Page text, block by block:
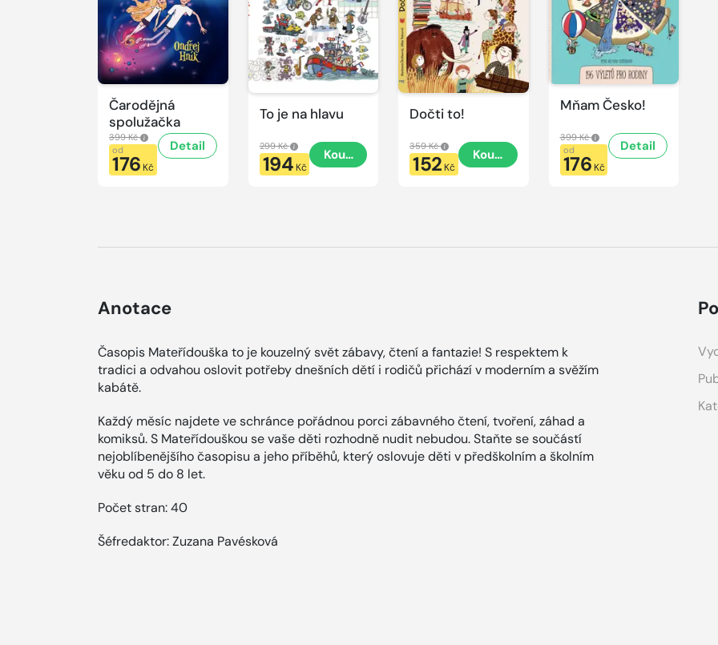
Čarodějná
spolužačka
399 Kč
od
176 Kč
Detail
To je na hlavu
299 Kč
194 Kč
Koupit
Dočti to!
359 Kč
152 Kč
Koupit
Mňam Česko!
399 Kč
od
176 Kč
Detail
Anotace
Časopis Mateřídouška to je kouzelný svět zábavy, čtení a fantazie! S respektem k
tradici a odvahou oslovit potřeby dnešních dětí i rodičů přichází v moderním a svěžím
kabátě.
Každý měsíc najdete ve schránce pořádnou porci zábavného čtení, tvoření, záhad a
komiksů. S Mateřídouškou se vaše děti rozhodně nudit nebudou. Staňte se součástí
nejoblíbenějšího časopisu a jeho příběhů, který oslovuje děti v předškolním a školním
věku od 5 do 8 let.
Počet stran: 40
Šéfredaktor: Zuzana Pavésková